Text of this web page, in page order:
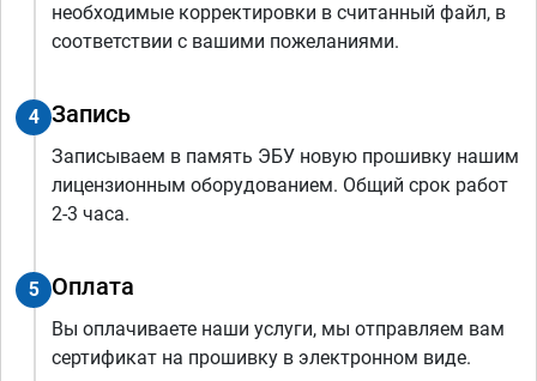
необходимые корректировки в считанный файл, в
соответствии с вашими пожеланиями.
4 Запись
Записываем в память ЭБУ новую прошивку нашим
лицензионным оборудованием. Общий срок работ
2-3 часа.
5 Оплата
Вы оплачиваете наши услуги, мы отправляем вам
сертификат на прошивку в электронном виде.